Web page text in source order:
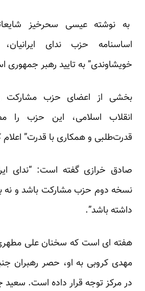
به نوشته عیسی سحرخیز
اساسنامه حزب ندای
خویشاوندی” به تایید رهبر
بخشی از اعضای حزب مشارکت
انقلاب اسلامی، این حزب را
قدرت‌طلبی و همکاری با قدرت” اعلام
صادق خرازی گفته است: “ندای
نسخه دوم حزب مشارکت باشد و نه
داشته باشد”.
هفته ای است که سخنان علی مطهری
مهدی کروبی به او، حصر رهبران
درمرکزتوجه قرار داده است. سعید